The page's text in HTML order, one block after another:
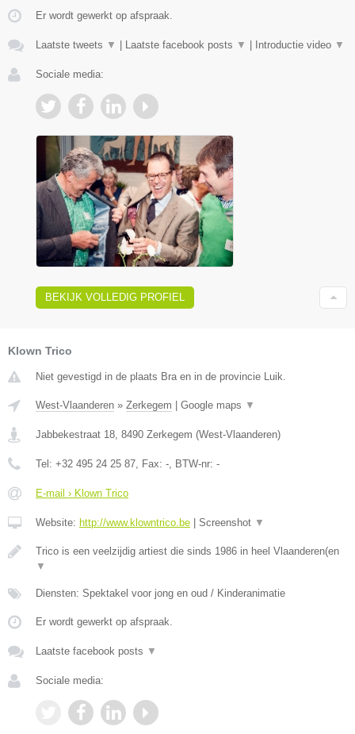
Er wordt gewerkt op afspraak.
Laatste tweets ▼ Laatste facebook posts ▼ Introductie video ▼
Sociale media:
BEKIJK VOLLEDIG PROFIEL
Klown Trico
Niet gevestigd in de plaats Bra en in de provincie Luik.
West-Vlaanderen » Zerkegem Google maps ▼
Jabbekestraat 18 8490 Zerkegem (West-Vlaanderen)
Tel: +32 495 24 25 87 , Fax: - , BTW-nr: -
E-mail › Klown Trico
Website: http://www.klowntrico.be Screenshot ▼
Trico is een veelzijdig artiest die sinds 1986 in heel Vlaanderen(en
▼
Diensten: Spektakel voor jong en oud / Kinderanimatie
Er wordt gewerkt op afspraak.
Laatste facebook posts ▼
Sociale media: